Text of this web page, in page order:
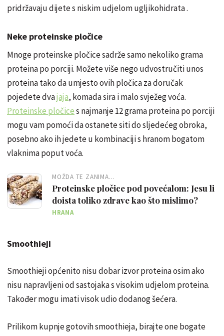
pridržavaju dijete s niskim udjelom ugljikohidrata .
Neke proteinske pločice
Mnoge proteinske pločice sadrže samo nekoliko grama
proteina po porciji. Možete više nego udvostručiti unos
proteina tako da umjesto ovih pločica za doručak
pojedete dvajaja, komada sira i malo svježeg voća.
Proteinske pločices najmanje 12 grama proteina po porciji
mogu vam pomoći da ostanete siti do sljedećeg obroka,
posebno ako ih jedete u kombinaciji s hranom bogatom
vlaknima poput voća.
MOŽDA TE ZANIMA...
Proteinske pločice pod povećalom: Jesu li
doista toliko zdrave kao što mislimo?
HRANA
Smoothieji
Smoothieji općenito nisu dobar izvor proteina osim ako
nisu napravljeni od sastojaka s visokim udjelom proteina.
Također mogu imati visok udio dodanog šećera.
Prilikom kupnje gotovih smoothieja, birajte one bogate